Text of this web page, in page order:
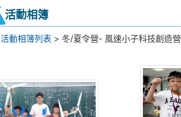
活動相簿
活動相簿列表 > 冬/夏令營- 風速小子科技創造營